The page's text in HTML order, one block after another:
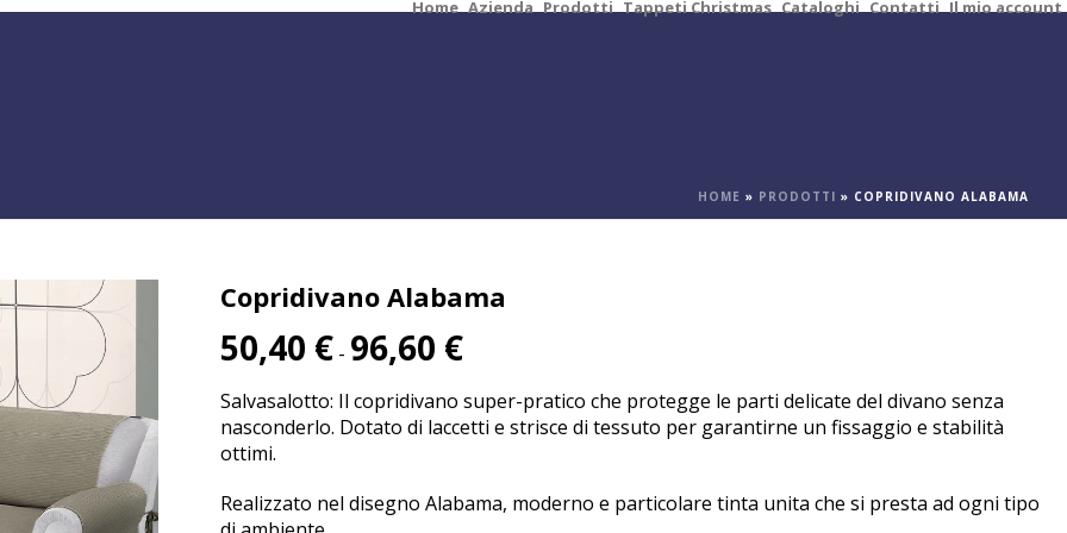
Home Azienda Prodotti Tappeti Christmas Cataloghi Contatti Il mio account
HOME » PRODOTTI » COPRIDIVANO ALABAMA
Copridivano Alabama
50,40 € - 96,60 €Fascia
di
da
50,40 €
96,60 €
Salvasalotto: Il copridivano super-pratico che protegge le parti delicate del divano senza
nasconderlo. Dotato di laccetti e strisce di tessuto per garantirne un fissaggio e stabilità
ottimi.
Realizzato nel disegno Alabama, moderno e particolare tinta unita che si presta ad ogni tipo